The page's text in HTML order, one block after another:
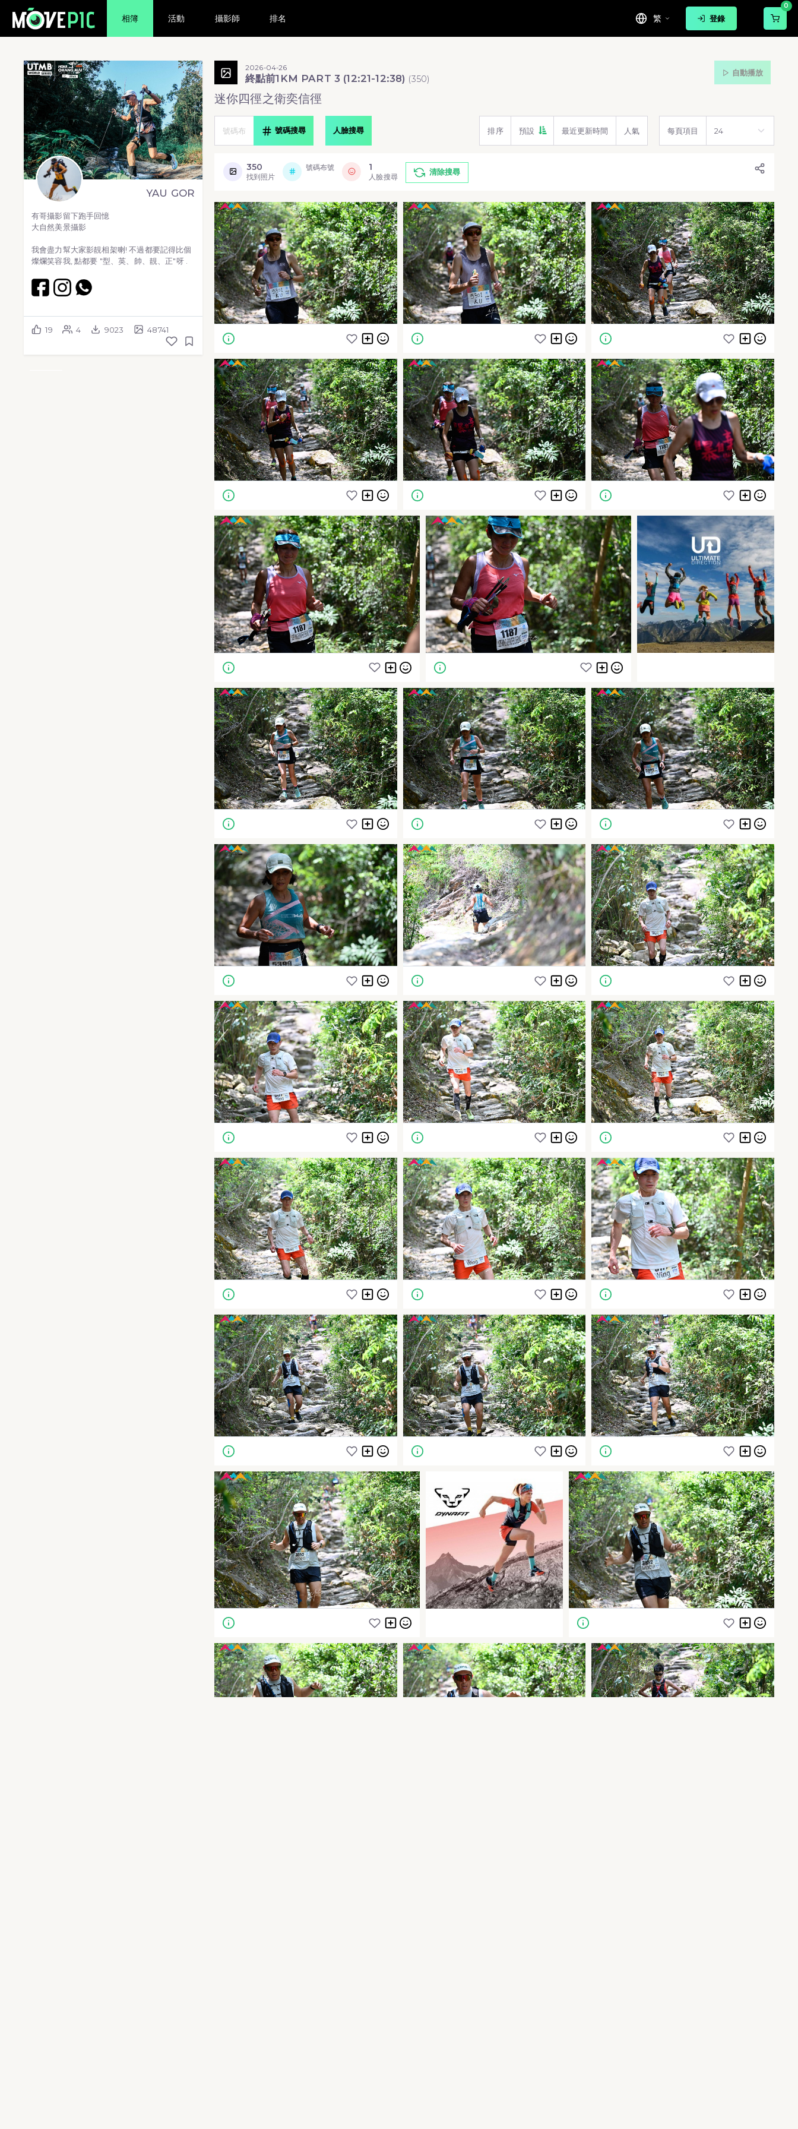
相簿 活動 攝影師 排名 繁 登錄
0
YAU GOR
有哥攝影留下跑手回憶
大自然美景攝影
我會盡力幫大家影靚相架喇! 不過都要記得比個
燦爛笑容我, 點都要 "型、英、帥、靚、正"呀 .
19 4 9023 48741
2026-04-26
終點前1KM PART 3 (12:21-12:38) (350)
自動播放
迷你四徑之衛奕信徑
號碼搜尋 人臉搜尋 排序 預設 最近更新時間 人氣 每頁項目
350
找到照片
號碼布號 1
人臉搜尋
清除搜尋